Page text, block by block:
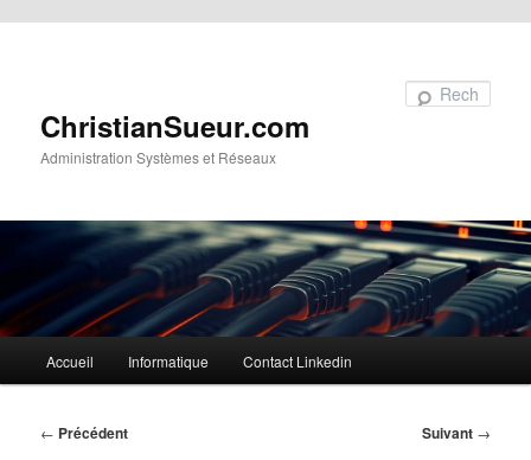
ChristianSueur.com
Administration Systèmes et Réseaux
principalAccueil Informatique Contact Linkedin
Navigation
← Précédent Suivant →